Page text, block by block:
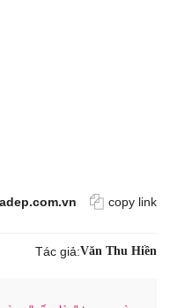
copy link
Tác giả:Văn Thu Hiền